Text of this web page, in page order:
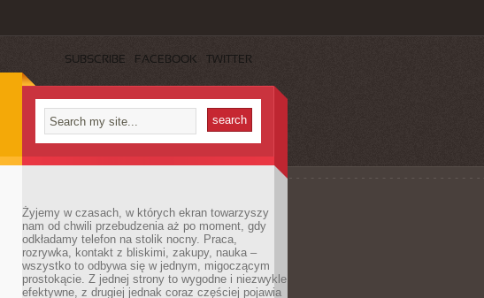
SUBSCRIBE FACEBOOK TWITTER
Żyjemy w czasach, w których ekran towarzyszy
nam od chwili przebudzenia aż po moment, gdy
odkładamy telefon na stolik nocny. Praca,
rozrywka, kontakt z bliskimi, zakupy, nauka –
wszystko to odbywa się w jednym, migoczącym
prostokącie. Z jednej strony to wygodne i niezwykle
efektywne, z drugiej jednak coraz częściej pojawia